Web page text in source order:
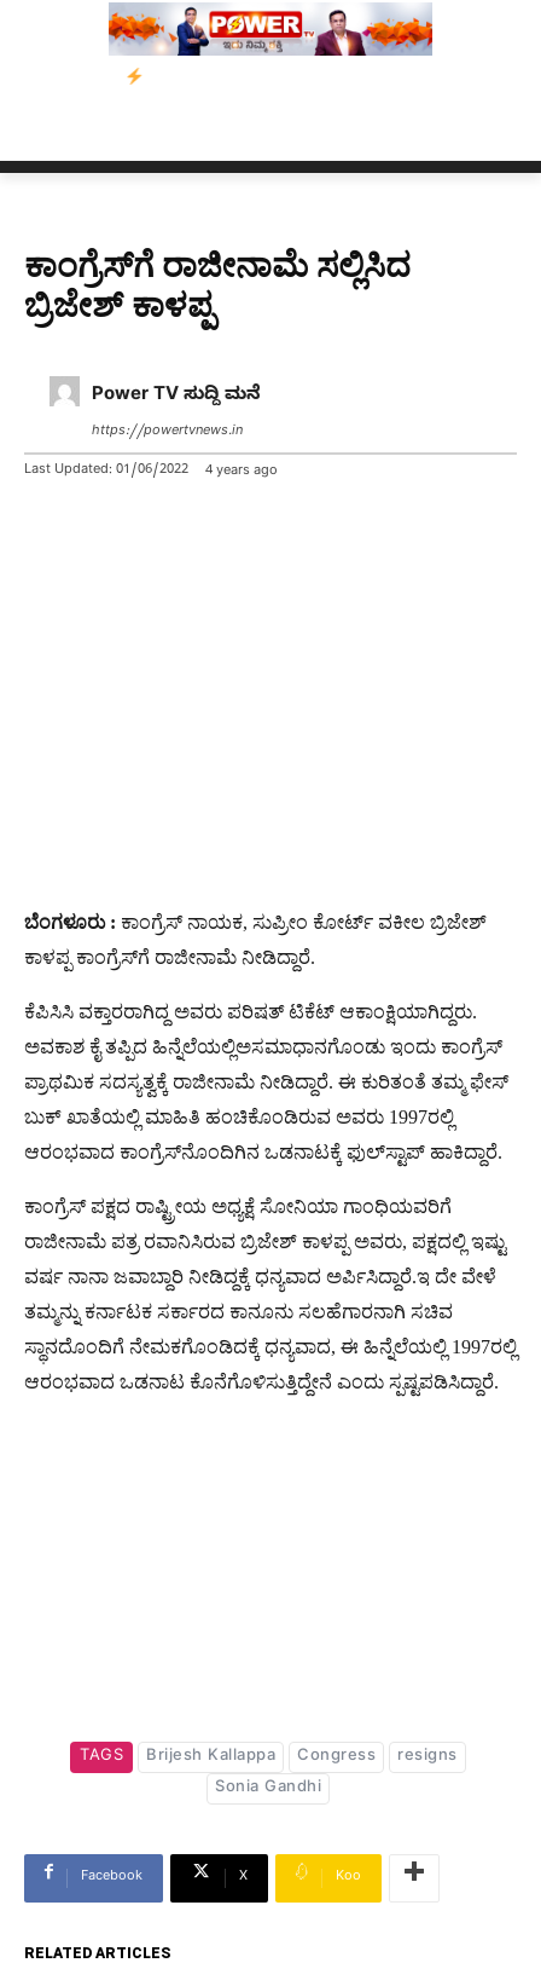
ನ್ಯೂಸ್ ಕಾರ್ಪ್‌ಗೆ ಎಐಯಿಂದ ಸಂಕಷ್ಟ: ಆಸ್ಟ್ರೇಲಿಯಾದಲ್ಲಿ ಚಂದಾದಾರಿಕೆ
ಕಾಂಗ್ರೆಸ್​ಗೆ ರಾಜೀನಾಮೆ ಸಲ್ಲಿಸಿದ
ಬ್ರಿಜೇಶ್ ಕಾಳಪ್ಪ
Power TV ಸುದ್ದಿ ಮನೆ
https://powertvnews.in
Last Updated: 01/06/2022 4 years ago
ಬೆಂಗಳೂರು : ಕಾಂಗ್ರೆಸ್‌ ನಾಯಕ, ಸುಪ್ರೀಂ ಕೋರ್ಟ್‌ ವಕೀಲ ಬ್ರಿಜೇಶ್‌
ಕಾಳಪ್ಪ ಕಾಂಗ್ರೆಸ್‌ಗೆ ರಾಜೀನಾಮೆ ನೀಡಿದ್ದಾರೆ.
ಕೆಪಿಸಿಸಿ ವಕ್ತಾರರಾಗಿದ್ದ ಅವರು ಪರಿಷತ್ ಟಿಕೆಟ್ ಆಕಾಂಕ್ಷಿಯಾಗಿದ್ದರು.
ಅವಕಾಶ ಕೈ ತಪ್ಪಿದ ಹಿನ್ನೆಲೆಯಲ್ಲಿಅಸಮಾಧಾನಗೊಂಡು ಇಂದು ಕಾಂಗ್ರೆಸ್‌
ಪ್ರಾಥಮಿಕ ಸದಸ್ಯತ್ವಕ್ಕೆ ರಾಜೀನಾಮೆ ನೀಡಿದ್ದಾರೆ. ಈ ಕುರಿತಂತೆ ತಮ್ಮ ಫೇಸ್​​
ಬುಕ್​​ ಖಾತೆಯಲ್ಲಿ ಮಾಹಿತಿ ಹಂಚಿಕೊಂಡಿರುವ ಅವರು 1997ರಲ್ಲಿ
ಆರಂಭವಾದ ಕಾಂಗ್ರೆಸ್​​ನೊಂದಿಗಿನ ಒಡನಾಟಕ್ಕೆ ಫುಲ್​​​ಸ್ಟಾಪ್​ ಹಾಕಿದ್ದಾರೆ.
ಕಾಂಗ್ರೆಸ್ ಪಕ್ಷದ ರಾಷ್ಟ್ರೀಯ ಅಧ್ಯಕ್ಷೆ ಸೋನಿಯಾ ಗಾಂಧಿಯವರಿಗೆ
ರಾಜೀನಾಮೆ ಪತ್ರ ರವಾನಿಸಿರುವ ಬ್ರಿಜೇಶ್ ಕಾಳಪ್ಪ ಅವರು, ಪಕ್ಷದಲ್ಲಿ ಇಷ್ಟು
ವರ್ಷ ನಾನಾ ಜವಾಬ್ದಾರಿ ನೀಡಿದ್ದಕ್ಕೆ ಧನ್ಯವಾದ ಅರ್ಪಿಸಿದ್ದಾರೆ.ಇ ದೇ ವೇಳೆ
ತಮ್ಮನ್ನು ಕರ್ನಾಟಕ ಸರ್ಕಾರದ ಕಾನೂನು ಸಲಹೆಗಾರನಾಗಿ ಸಚಿವ
ಸ್ಥಾನದೊಂದಿಗೆ ನೇಮಕಗೊಂಡಿದಕ್ಕೆ ಧನ್ಯವಾದ, ಈ ಹಿನ್ನೆಲೆಯಲ್ಲಿ 1997ರಲ್ಲಿ
ಆರಂಭವಾದ ಒಡನಾಟ ಕೊನೆಗೊಳಿಸುತ್ತಿದ್ದೇನೆ ಎಂದು ಸ್ಪಷ್ಟಪಡಿಸಿದ್ದಾರೆ.
TAGS Brijesh Kallappa Congress
resigns
Sonia Gandhi
Facebook X Koo
RELATED ARTICLES